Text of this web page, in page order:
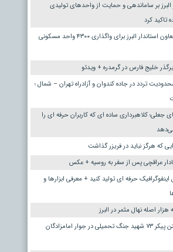
البرز بر ساماندهی و حمایت از واحدهای تولیدی
تاکید کرد
دستور معاون استاندار البرز برای واگذاری ۴۳۰۰ واحد مسکونی
خلیج فارس در گرمدره + ویدئو
تردد در جاده کندوان و آزادراه تهران – شمال ؛
جعلی؛ کلاهبرداری ساده ای که کاربران حرفه ای را
که هرگز نباید در فریزر گذاشت
عراقچی پس از سفر به روسیه + عکس
اینفوگرافیک حرفه ای تولید کنید + معرفی ابزارها و
هزار اصله نهال مثمر در البرز
آرام گرفتن پیکر ۷۳ شهید جنگ تحمیلی در جوار امامزادگان